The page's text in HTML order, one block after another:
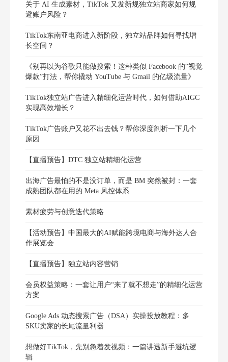
关于 AI 生成素材，TikTok 又发新规独立站商家如何规
避账户风险？
TikTok东南亚电商进入新阶段，独立站品牌如何寻找增
长空间？
《别再以为谷歌只能做搜索！这种类似 Facebook 的“视觉
爆款”打法，帮你撬动 YouTube 与 Gmail 的亿级流量》
TikTok独立站广告进入精细化运营时代，如何借助AIGC
实现高效增长？
TikTok广告账户又花不出去钱？帮你深度剖析一下几个
原因
【直播预告】DTC 独立站精细化运营
出海广告最怕的不是没订单，而是 BM 突然被封：一套
成熟团队都在用的 Meta 风控体系
素材疲劳与创意迭代策略
【活动预告】中国最大的AI赋能跨境电商与海外达人合
作展览会
【直播预告】独立站内容营销
会员权益策略：一套让用户“来了就不想走”的精细化运营
方案
Google Ads 动态搜索广告（DSA）实操投放教程：多
SKU卖家的长尾流量利器
想做好TikTok，先别急着发视频：一篇讲透新手避坑逻
辑